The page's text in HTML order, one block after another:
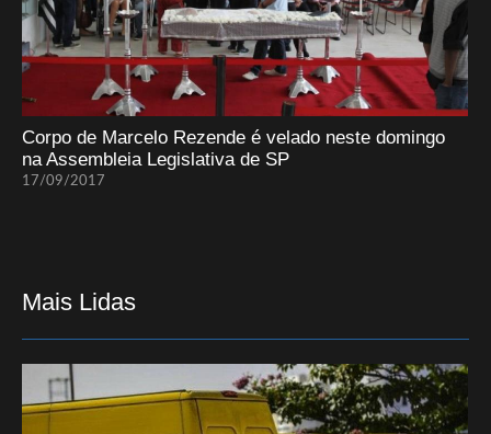
Corpo de Marcelo Rezende é velado neste domingo
na Assembleia Legislativa de SP
17/09/2017
Mais Lidas